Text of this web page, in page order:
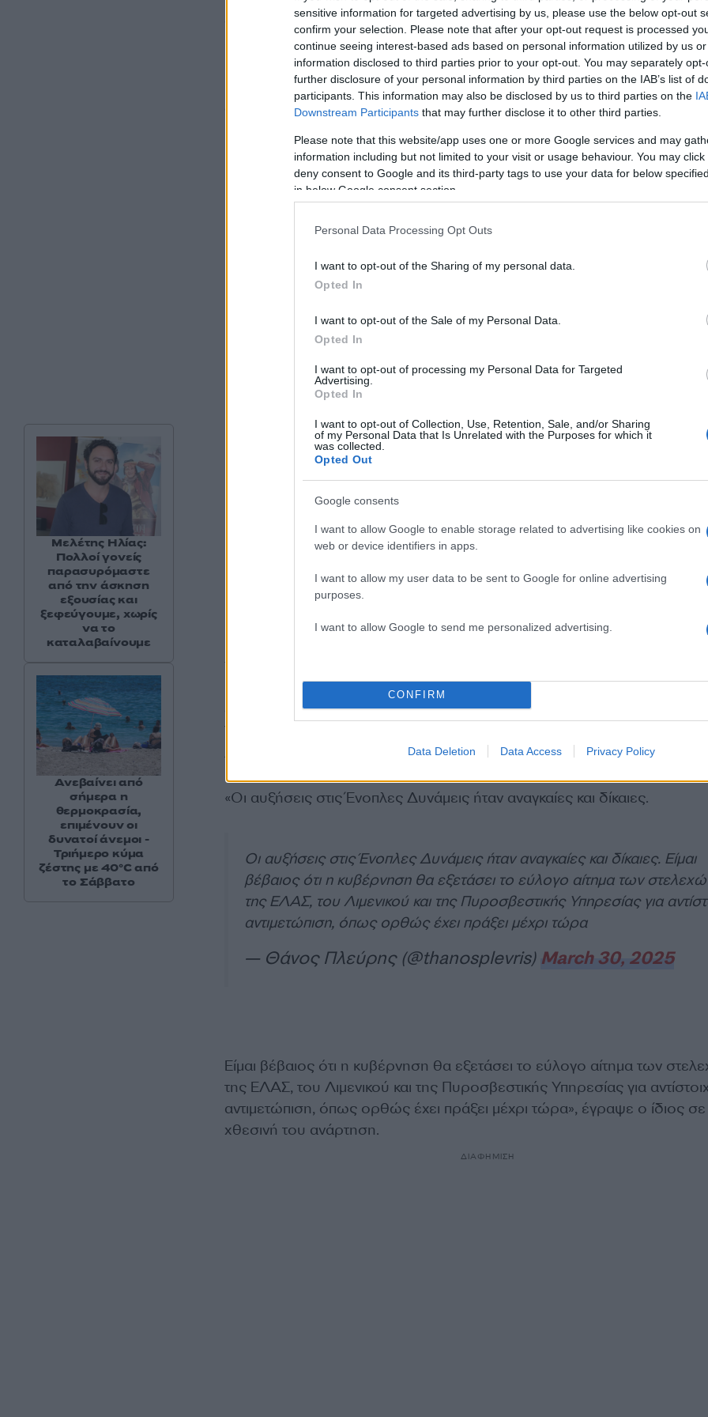
sensitive information for targeted advertising by us, please use the below opt-out
confirm your selection. Please note that after your opt-out request is processed
continue seeing interest-based ads based on personal information utilized by us
information disclosed to third parties prior to your opt-out. You may separately
further disclosure of your personal information by third parties on the IAB’s list of
participants. This information may also be disclosed by us to third parties on the
Downstream Participants that may further disclose it to other third parties.
Please note that this website/app uses one or more Google services and may
information including but not limited to your visit or usage behaviour. You may
deny consent to Google and its third-party tags to use your data for below
in below Google consent section.
Personal Data Processing Opt Outs
I want to opt-out of the Sharing of my personal data.
Opted In
I want to opt-out of the Sale of my Personal Data.
Opted In
I want to opt-out of processing my Personal Data for Targeted
Advertising.
Opted In
I want to opt-out of Collection, Use, Retention, Sale, and/or Sharing
of my Personal Data that Is Unrelated with the Purposes for which it
was collected.
Opted Out
Google consents
I want to allow Google to enable storage related to advertising like cookies on
web or device identifiers in apps.
I want to allow my user data to be sent to Google for online advertising
purposes.
I want to allow Google to send me personalized advertising.
CONFIRM
Data Deletion Data Access Privacy Policy
σημαίνει ότι δεν έχουμε κι άποψη… Ο πρωθυπουργός με προσοχή θα
εξαντλήσει τις δυνατότητες,σε αυτό μπορεί να έχουμε συμβάλλει κι
Προφανώς στηρίζουμε την κυβέρνηση, αλλά και οι βουλευτές της
συμπολίτευσης πρέπει να κάνουν ερωτήσεις», τόνισε.
ΔΙΑΦΗΜΙΣΗ
Υπενθυμίζεται ότι ο κ. Πλεύρης κινούμενος στο ίδιο μήκος κύματος με
υπουργούς Βασίλη Κικίλια και Άδωνι Γεωργιάδη, χαρακτήρισε «
αίτημα των στελεχών της ΕΛΑΣ, του Λιμενικού και της Πυροσβεστικής
Υπηρεσίας
Δυνάμεων.
«Οι αυξήσεις στις Ένοπλες Δυνάμεις ήταν αναγκαίες και δίκαιες.
Οι αυξήσεις στις Ένοπλες Δυνάμεις ήταν αναγκαίες και δίκαιες. Είμαι
βέβαιος ότι η κυβέρνηση θα εξετάσει το εύλογο αίτημα των
της ΕΛΑΣ, του Λιμενικού και της Πυροσβεστικής Υπηρεσίας για
αντιμετώπιση, όπως ορθώς έχει πράξει μέχρι τώρα
— Θάνος Πλεύρης (@thanosplevris) March 30, 2025
Είμαι βέβαιος ότι η κυβέρνηση θα εξετάσει το εύλογο αίτημα των
της ΕΛΑΣ, του Λιμενικού και της Πυροσβεστικής Υπηρεσίας για
αντιμετώπιση, όπως ορθώς έχει πράξει μέχρι τώρα», έγραψε ο ίδιος σε
χθεσινή του ανάρτηση.
ΔΙΑΦΗΜΙΣΗ
Μελέτης Ηλίας:
Πολλοί γονείς
παρασυρόμαστε
από την άσκηση
εξουσίας και
ξεφεύγουμε, χωρίς
να το
καταλαβαίνουμε
Ανεβαίνει από
σήμερα η
θερμοκρασία,
επιμένουν οι
δυνατοί άνεμοι -
Τριήμερο κύμα
ζέστης με 40°C από
το Σάββατο